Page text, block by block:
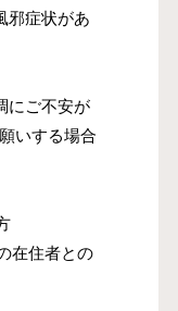
邪症状があ
にご不安が
いする場合
在住者との